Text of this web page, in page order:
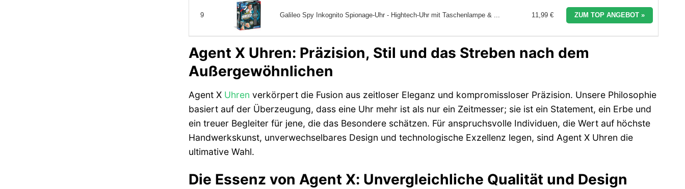
9 Galileo Spy Inkognito Spionage-Uhr - Hightech-Uhr mit Taschenlampe & ... 11,99 € ZUM TOP ANGEBOT »
Agent X Uhren: Präzision, Stil und das Streben nach dem
Außergewöhnlichen
Agent X Uhren verkörpert die Fusion aus zeitloser Eleganz und kompromissloser Präzision. Unsere Philosophie
basiert auf der Überzeugung, dass eine Uhr mehr ist als nur ein Zeitmesser; sie ist ein Statement, ein Erbe und
ein treuer Begleiter für jene, die das Besondere schätzen. Für anspruchsvolle Individuen, die Wert auf höchste
Handwerkskunst, unverwechselbares Design und technologische Exzellenz legen, sind Agent X Uhren die
ultimative Wahl.
Die Essenz von Agent X: Unvergleichliche Qualität und Design